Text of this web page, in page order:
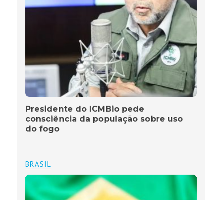
Presidente do ICMBio pede
consciência da população sobre uso
do fogo
BRASIL